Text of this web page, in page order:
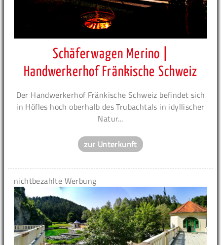
Schäferwagen Merino |
Handwerkerhof Fränkische Schweiz
Der Handwerkerhof Fränkische Schweiz befindet sich
in Höfles hoch oberhalb des Trubachtals in idyllischer
Natur...
zur Unterkunft
nichtbezahlte Werbung